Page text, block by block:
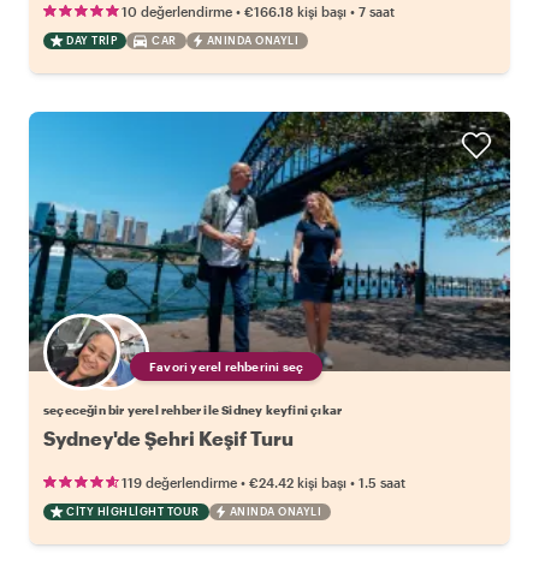
10 değerlendirme • €166.18 kişi başı • 7 saat
DAY TRIP CAR ANINDA ONAYLI
Favori yerel rehberini seç
seçeceğin bir yerel rehber ile Sidney keyfini çıkar
Sydney'de Şehri Keşif Turu
119 değerlendirme • €24.42 kişi başı • 1.5 saat
CITY HIGHLIGHT TOUR ANINDA ONAYLI